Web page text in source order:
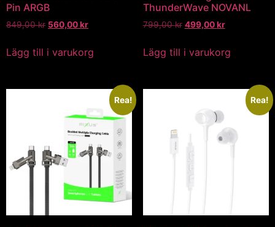
Pin ARGB
849,00kr 560,00kr
Lägg till i varukorg
ThunderWave NOVANL
799,00kr 499,00kr
Lägg till i varukorg
Rea! Rea!